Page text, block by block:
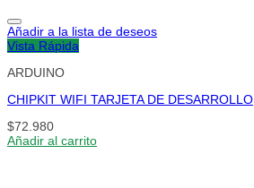
Añadir a la lista de deseos
Vista Rápida
ARDUINO
CHIPKIT WIFI TARJETA DE DESARROLLO
$72.980
Añadir al carrito